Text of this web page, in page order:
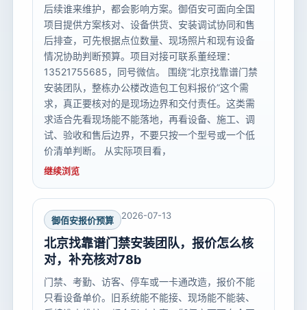
后续谁来维护，都会影响方案。御佰安可面向全国
项目提供方案核对、设备供货、安装调试协同和售
后排查，可先根据点位数量、现场照片和现有设备
情况协助判断预算。项目对接可联系董经理：
13521755685，同号微信。 围绕“北京找靠谱门禁
安装团队，整栋办公楼改造包工包料报价”这个需
求，真正要核对的是现场边界和交付责任。这类需
求适合先看现场能不能落地，再看设备、施工、调
试、验收和售后边界，不要只按一个型号或一个低
价清单判断。 从实际项目看，
继续浏览
御佰安报价预算 2026-07-13
北京找靠谱门禁安装团队，报价怎么核
对，补充核对78b
门禁、考勤、访客、停车或一卡通改造，报价不能
只看设备单价。旧系统能不能接、现场能不能装、